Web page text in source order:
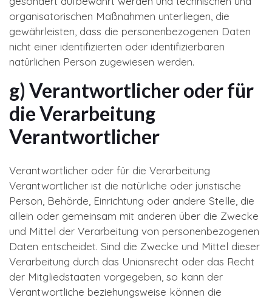
organisatorischen Maßnahmen unterliegen, die
gewährleisten, dass die personenbezogenen Daten
nicht einer identifizierten oder identifizierbaren
natürlichen Person zugewiesen werden.
g) Verantwortlicher oder für
die Verarbeitung
Verantwortlicher
Verantwortlicher oder für die Verarbeitung
Verantwortlicher ist die natürliche oder juristische
Person, Behörde, Einrichtung oder andere Stelle, die
allein oder gemeinsam mit anderen über die Zwecke
und Mittel der Verarbeitung von personenbezogenen
Daten entscheidet. Sind die Zwecke und Mittel dieser
Verarbeitung durch das Unionsrecht oder das Recht
der Mitgliedstaaten vorgegeben, so kann der
Verantwortliche beziehungsweise können die